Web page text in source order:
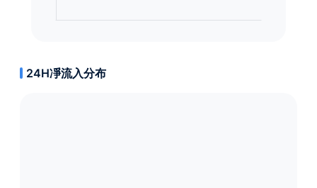
24H凈流入分布